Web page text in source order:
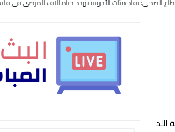
وحدة التحقيقات 433 في مدينة اللد